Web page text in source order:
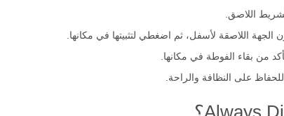
اللاصق.
اللاصقة لأسفل، ثم اضغطي لتثبيتها في مكانها.
من بقاء الفوطة في مكانها.